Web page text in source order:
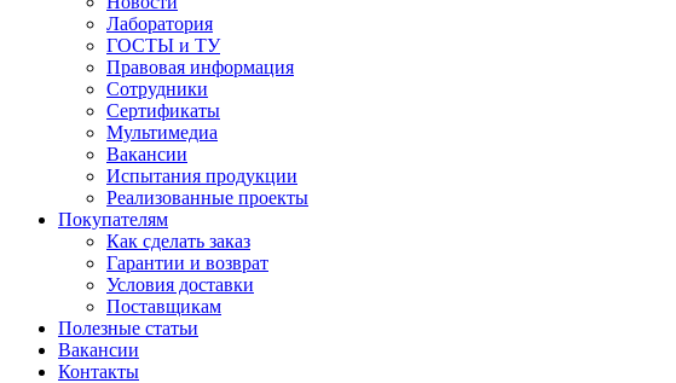
Лаборатория
ГОСТЫ и ТУ
Правовая информация
Сотрудники
Сертификаты
Мультимедиа
Вакансии
Испытания продукции
Реализованные проекты
Покупателям
Как сделать заказ
Гарантии и возврат
Условия доставки
Поставщикам
Полезные статьи
Вакансии
Контакты